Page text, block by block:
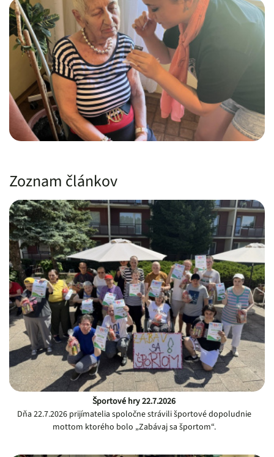
Zoznam článkov
Športové hry 22.7.2026
Dňa 22.7.2026 prijímatelia spoločne strávili športové dopoludnie
mottom ktorého bolo „Zabávaj sa športom“.